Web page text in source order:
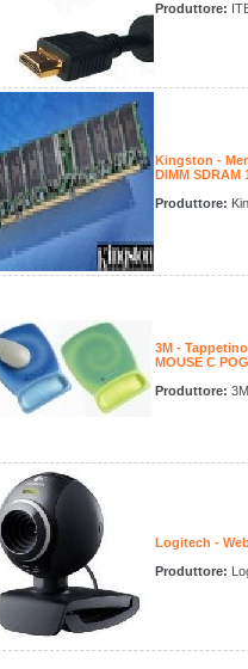
Produttore:
Kingston -
DIMM SDRAM
Produttore:
3M -
MOUSE C
Produttore: 3M
Logitech -
Produttore: